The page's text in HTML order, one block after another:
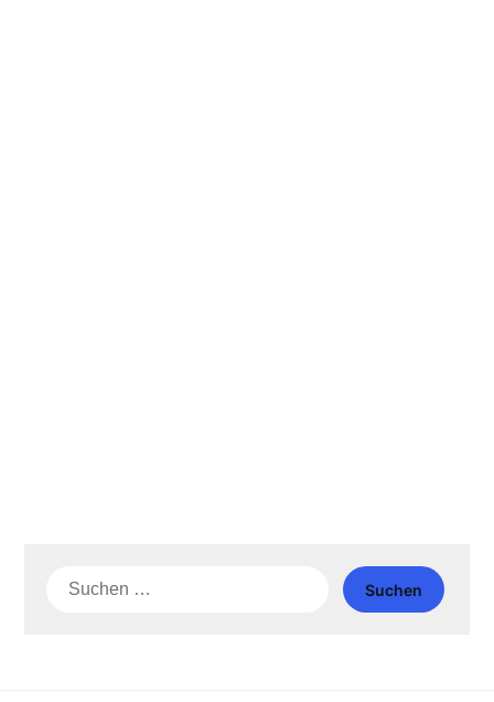
Suche